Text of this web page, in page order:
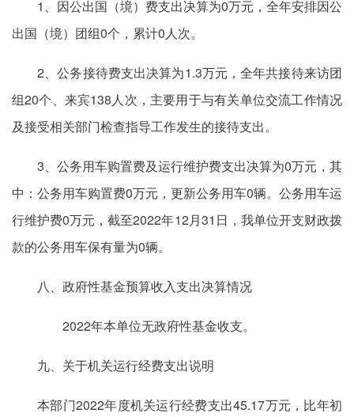
1、因公出国（境）费支出决算为0万元，全年安排因公
出国（境）团组0个，累计0人次。
2、公务接待费支出决算为1.3万元，全年共接待来访团
组20个、来宾138人次，主要用于与有关单位交流工作情况
及接受相关部门检查指导工作发生的接待支出。
3、公务用车购置费及运行维护费支出决算为0万元，其
中：公务用车购置费0万元，更新公务用车0辆。公务用车运
行维护费0万元，截至2022年12月31日，我单位开支财政拨
款的公务用车保有量为0辆。
八、政府性基金预算收入支出决算情况
2022年本单位无政府性基金收支。
九、关于机关运行经费支出说明
本部门2022年度机关运行经费支出45.17万元，比年初